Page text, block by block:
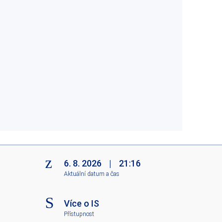
6. 8. 2026 | 21:16
Aktuální datum a čas
Více o IS
Přístupnost